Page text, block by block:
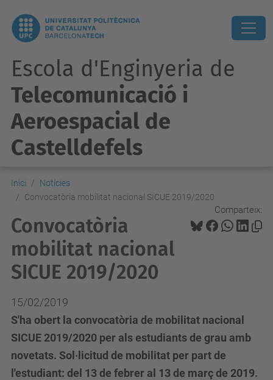
Escola d'Enginyeria de
Telecomunicació i
Aeroespacial de
Castelldefels
Inici
Notícies
Convocatòria mobilitat nacional SICUE 2019/2020
Comparteix:
Convocatòria
mobilitat nacional
SICUE 2019/2020
15/02/2019
S'ha obert la convocatòria de mobilitat nacional
SICUE 2019/2020 per als estudiants de grau amb
novetats. Sol·licitud de mobilitat per part de
l'estudiant: del 13 de febrer al 13 de març de 2019.